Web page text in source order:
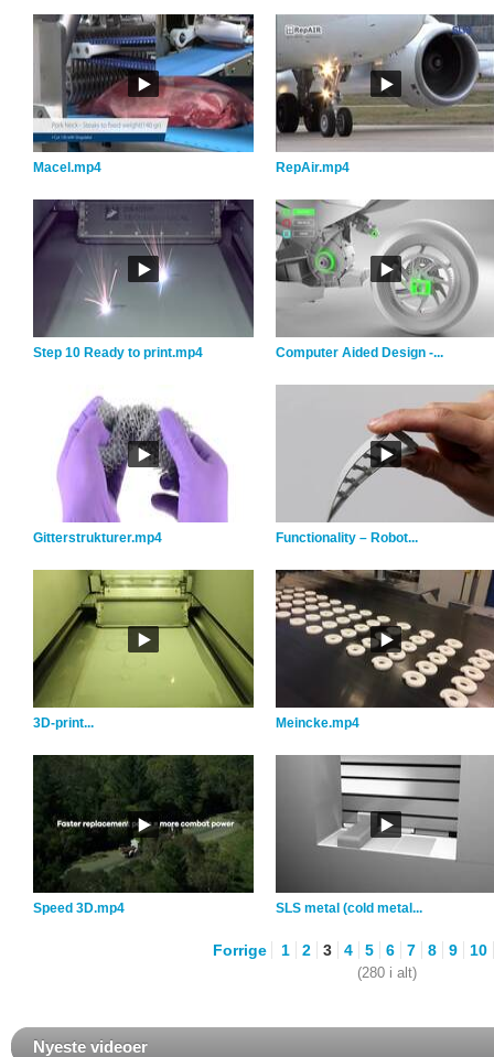
Macel.mp4 RepAir.mp4
Step 10 Ready to print.mp4 Computer Aided Design -...
Gitterstrukturer.mp4 Functionality – Robot...
3D-print... Meincke.mp4
Speed 3D.mp4 SLS metal (cold metal...
Forrige 1 2 3 4 5 6 7 8 9 10
(280 i alt)
Nyeste videoer